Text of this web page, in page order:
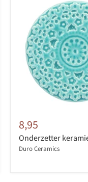
8,95
Onderzetter
Duro Ceramics